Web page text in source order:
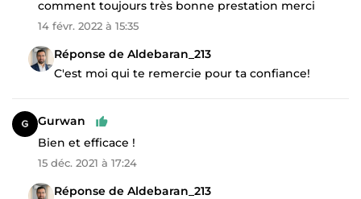
comment toujours très bonne prestation merci
14 févr. 2022 à 15:35
Réponse de Aldebaran_213
C'est moi qui te remercie pour ta confiance!
Gurwan
Bien et efficace !
15 déc. 2021 à 17:24
Réponse de Aldebaran_213